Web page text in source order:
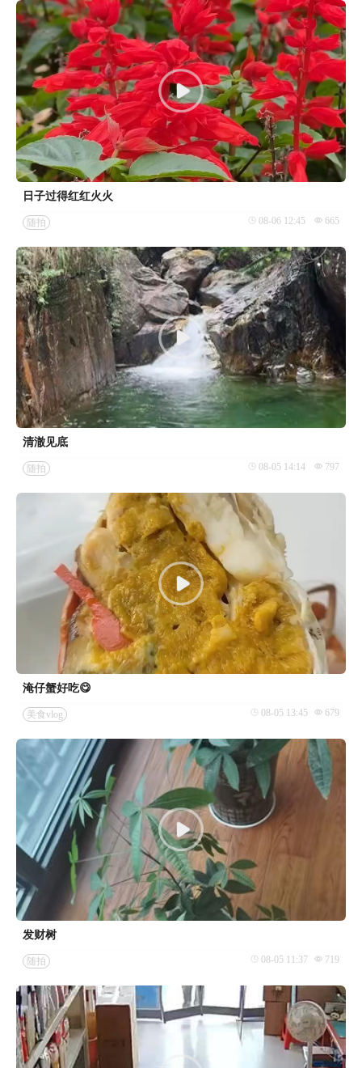
日子过得红红火火
随拍 08-06 12:45 665
清澈见底
随拍 08-05 14:14 797
淹仔蟹好吃😋
美食vlog 08-05 13:45 679
发财树
随拍 08-05 11:37 719